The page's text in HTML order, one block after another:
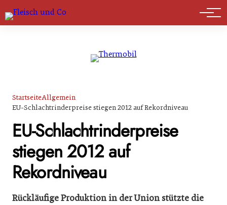
Marktführer
StartseiteAllgemein
EU-Schlachtrinderpreise stiegen 2012 auf Rekordniveau
EU-Schlachtrinderpreise
stiegen 2012 auf
Rekordniveau
Rückläufige Produktion in der Union stützte die